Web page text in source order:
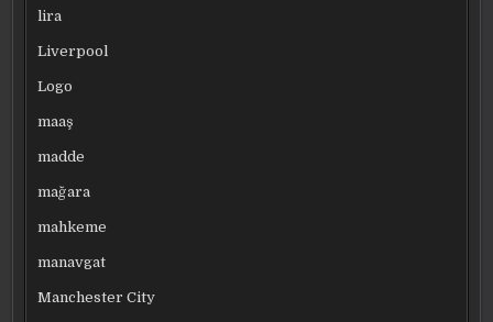
lira
Liverpool
Logo
maaş
madde
mağara
mahkeme
manavgat
Manchester City